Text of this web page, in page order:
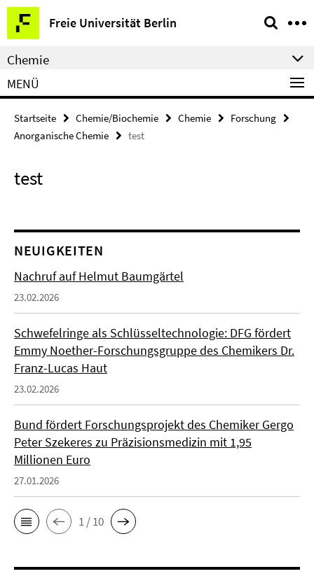
Springe
direkt
zu
Inhalt
Freie Universität Berlin
Service-
Navigation
Chemie
MENÜ
Startseite Chemie/Biochemie Chemie
Forschung
Anorganische Chemie
test
test
NEUIGKEITEN
Nachruf auf Helmut Baumgärtel
23.02.2026
Schwefelringe als Schlüsseltechnologie: DFG fördert
Emmy Noether-Forschungsgruppe des Chemikers Dr.
Franz-Lucas Haut
23.02.2026
Bund fördert Forschungsprojekt des Chemiker Gergo
Peter Szekeres zu Präzisionsmedizin mit 1,95
Millionen Euro
27.01.2026
1 / 10